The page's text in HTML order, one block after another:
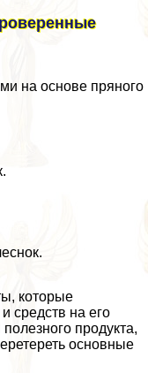
на основе пряного
которые
средств на его
продукта,
основные